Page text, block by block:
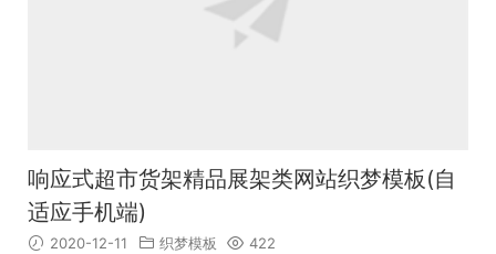
响应式超市货架精品展架类网站织梦模板(自
适应手机端)
2020-12-11 织梦模板 422